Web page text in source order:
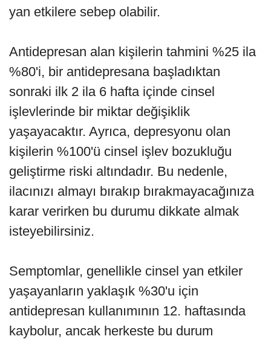
yan etkilere sebep olabilir.
Antidepresan alan kişilerin tahmini %25 ila
%80'i, bir antidepresana başladıktan
sonraki ilk 2 ila 6 hafta içinde cinsel
işlevlerinde bir miktar değişiklik
yaşayacaktır. Ayrıca, depresyonu olan
kişilerin %100'ü cinsel işlev bozukluğu
geliştirme riski altındadır. Bu nedenle,
ilacınızı almayı bırakıp bırakmayacağınıza
karar verirken bu durumu dikkate almak
isteyebilirsiniz.
Semptomlar, genellikle cinsel yan etkiler
yaşayanların yaklaşık %30'u için
antidepresan kullanımının 12. haftasında
kaybolur, ancak herkeste bu durum